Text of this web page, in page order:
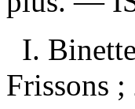
I.
Frissons ;